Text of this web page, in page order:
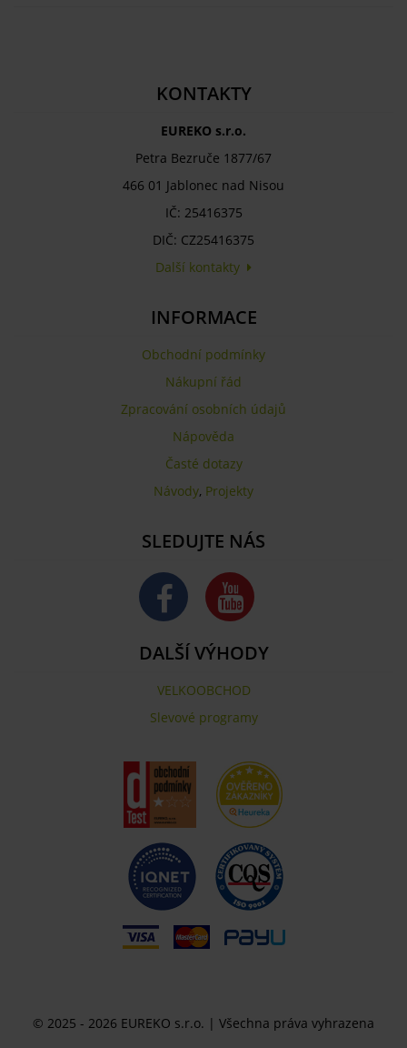
KONTAKTY
EUREKO s.r.o.
Petra Bezruče 1877/67
466 01 Jablonec nad Nisou
IČ: 25416375
DIČ: CZ25416375
Další kontakty
INFORMACE
Obchodní podmínky
Nákupní řád
Zpracování osobních údajů
Nápověda
Časté dotazy
Návody, Projekty
SLEDUJTE NÁS
DALŠÍ VÝHODY
VELKOOBCHOD
Slevové programy
© 2025 - 2026 EUREKO s.r.o. | Všechna práva vyhrazena